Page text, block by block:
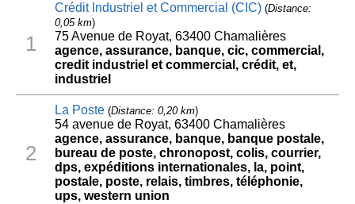
1
Crédit Industriel et Commercial (CIC)(Distance:
0,05 km)
75 Avenue de Royat, 63400 Chamalières
agence, assurance, banque, cic, commercial,
credit industriel et commercial, crédit, et,
industriel
2
La Poste(Distance: 0,20 km)
54 avenue de Royat, 63400 Chamalières
agence, assurance, banque, banque postale,
bureau de poste, chronopost, colis, courrier,
dps, expéditions internationales, la, point,
postale, poste, relais, timbres, téléphonie,
ups, western union